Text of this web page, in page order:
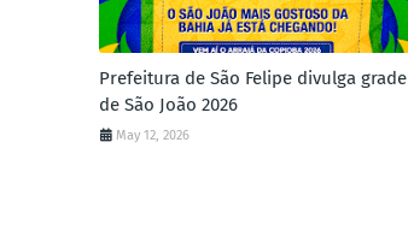
Prefeitura de São Felipe divulga grade
de São João 2026
May 12, 2026